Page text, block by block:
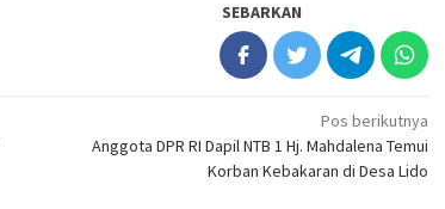
SEBARKAN
Pos berikutnya
Anggota DPR RI Dapil NTB 1 Hj. Mahdalena Temui
Korban Kebakaran di Desa Lido